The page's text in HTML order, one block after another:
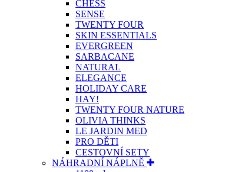
CHESS
SENSE
TWENTY FOUR
SKIN ESSENTIALS
EVERGREEN
SARBACANE
NATURAL
ELEGANCE
HOLIDAY CARE
HAY!
TWENTY FOUR NATURE
OLIVIA THINKS
LE JARDIN MED
PRO DĚTI
CESTOVNÍ SETY
NÁHRADNÍ NÁPLNĚ